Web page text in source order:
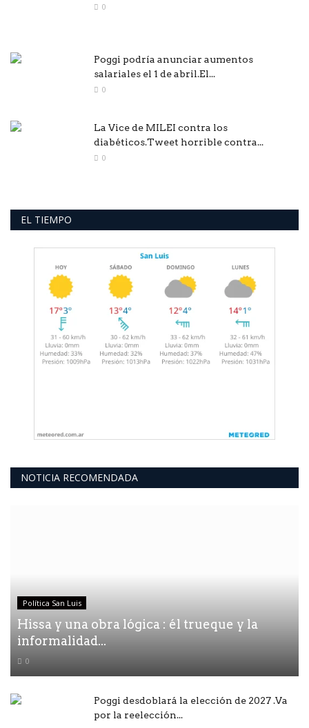
0
Poggi podría anunciar aumentos
salariales el 1 de abril.El...
0
La Vice de MILEI contra los
diabéticos.Tweet horrible contra...
0
EL TIEMPO
NOTICIA RECOMENDADA
Política San Luis
Hissa y una obra lógica : él trueque y la
informalidad...
0
Poggi desdoblará la elección de 2027 .Va
por la reelección...